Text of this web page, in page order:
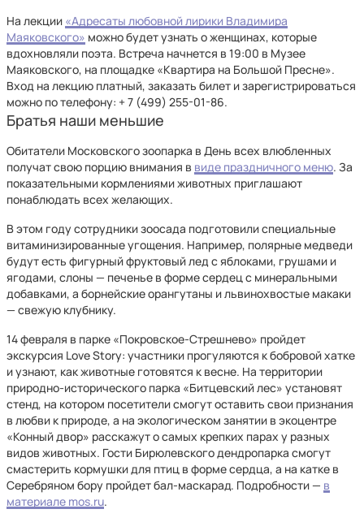
На лекции «Адресаты любовной лирики Владимира
Маяковского» можно будет узнать о женщинах, которые
вдохновляли поэта. Встреча начнется в 19:00 в Музее
Маяковского, на площадке «Квартира на Большой Пресне».
Вход на лекцию платный, заказать билет и зарегистрироваться
можно по телефону: + 7 (499) 255-01-86.
Братья наши меньшие
Обитатели Московского зоопарка в День всех влюбленных
получат свою порцию внимания в виде праздничного меню. За
показательными кормлениями животных приглашают
понаблюдать всех желающих.
В этом году сотрудники зоосада подготовили специальные
витаминизированные угощения. Например, полярные медведи
будут есть фигурный фруктовый лед с яблоками, грушами и
ягодами, слоны — печенье в форме сердец с минеральными
добавками, а борнейские орангутаны и львинохвостые макаки
— свежую клубнику.
14 февраля в парке «Покровское-Стрешнево» пройдет
экскурсия Love Story: участники прогуляются к бобровой хатке
и узнают, как животные готовятся к весне. На территории
природно-исторического парка «Битцевский лес» установят
стенд, на котором посетители смогут оставить свои признания
в любви к природе, а на экологическом занятии в экоцентре
«Конный двор» расскажут о самых крепких парах у разных
видов животных. Гости Бирюлевского дендропарка смогут
смастерить кормушки для птиц в форме сердца, а на катке в
Серебряном бору пройдет бал-маскарад. Подробности — в
материале mos.ru.